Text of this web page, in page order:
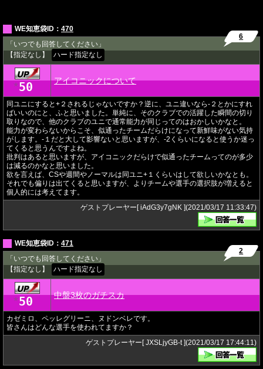
WE知恵袋ID： 470
「いつでも回答してください」
【指定なし】
ハード指定なし
6
★ 50 アイコニックについて
同ユニにすると+２されるじゃないですか？逆に、ユニ違いなら-２とかにすれ
ばいいのにと、ふと思いました。単純に、そのクラブでの活躍した瞬間の切り
取りなので、他のクラブのユニで通常能力が同じってのはおかしいかなと。
能力が変わらないからこそ、似通ったチームだらけになって新鮮味がない気持
がします。-１だと大して影響ないと思いますが、-2くらいになると使うか迷っ
てくると思うんですよね。
批判はあると思いますが、アイコニックだらけで似通ったチームってのが多少
は減るのかなと思いました。
欲を言えば、CSや週間やノーマルは同ユニ+１くらいはして欲しいかなとも。
それでも偏りは出てくると思いますが、よりチームや選手の選択肢が増えると
個人的には考えてます。
ゲストプレーヤー[ iAdG3y7gNK ](2021/03/17 11:33:47)
WE知恵袋ID： 471
「いつでも回答してください」
【指定なし】
ハード指定なし
2
★ 50 中盤3枚のガチスカ
カゼミロ、ペッレグリーニ、ヌドンベレです。
皆さんはどんな選手を使われてますか？
ゲストプレーヤー[ JXSLjyGB-t ](2021/03/17 17:44:11)